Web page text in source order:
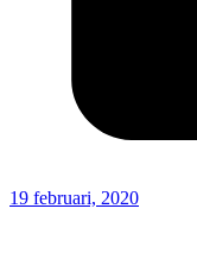
19 februari, 2020